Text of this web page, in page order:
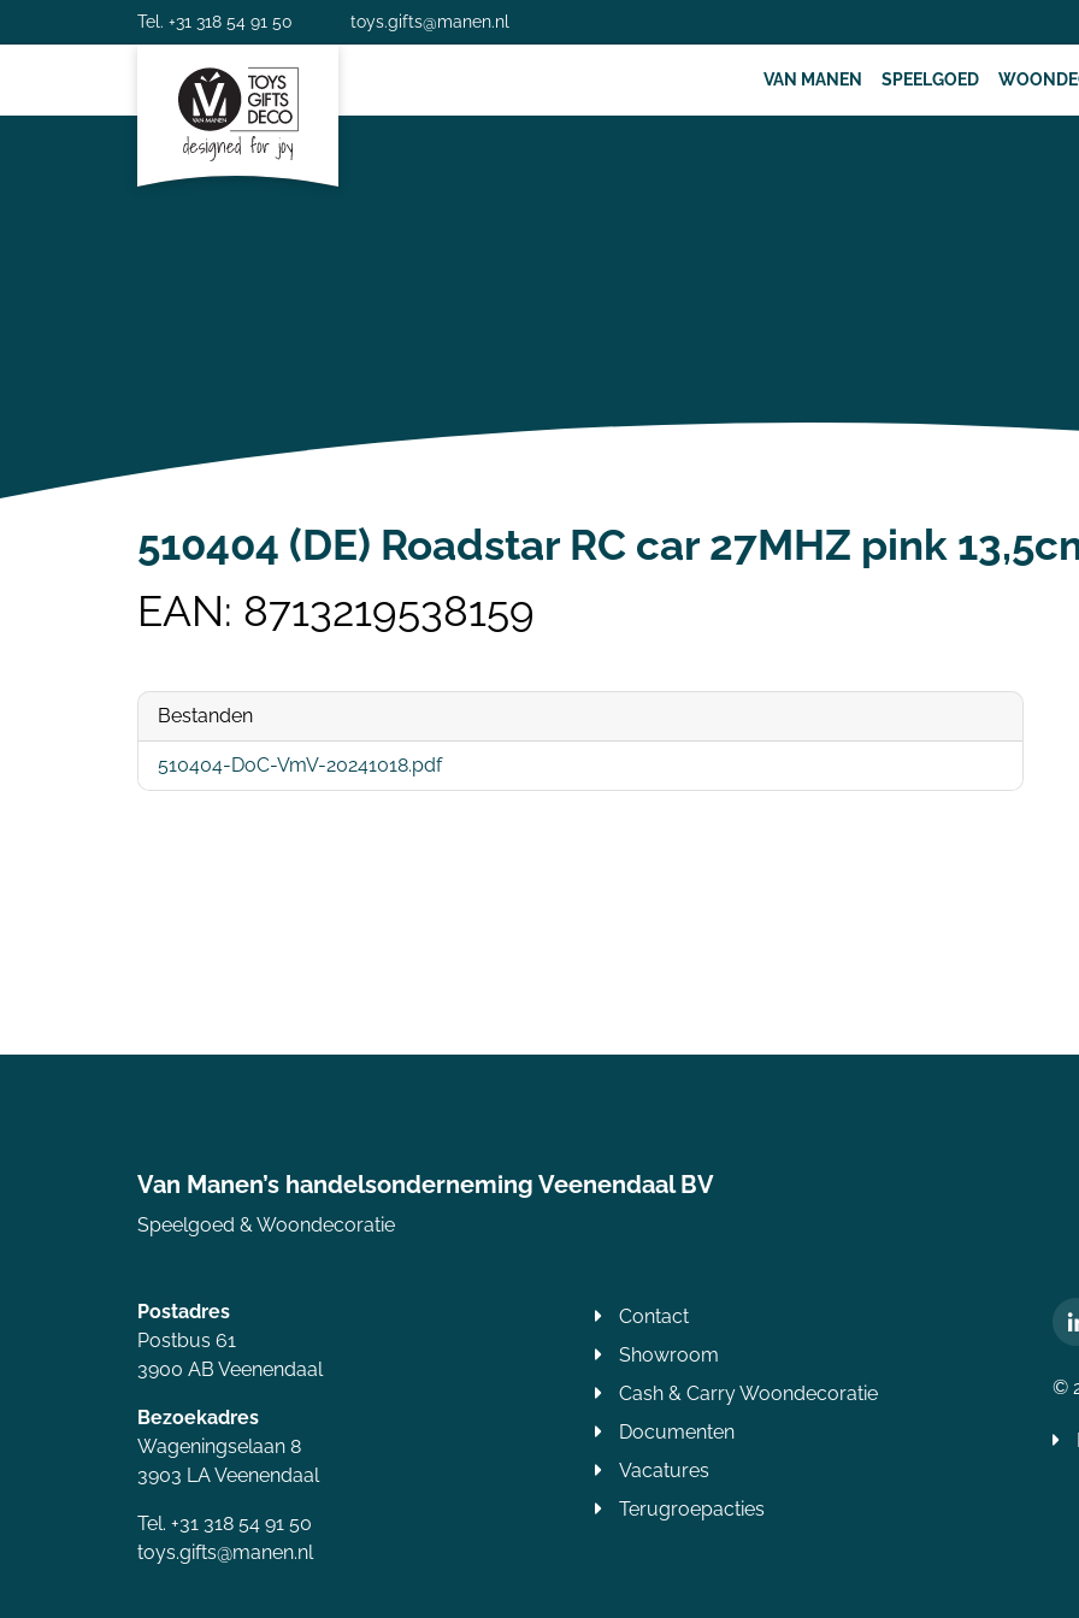
Tel. +31 318 54 91 50 toys.gifts@manen.nl
VAN MANEN SPEELGOED
510404 (DE) Roadstar RC car 27MHZ pink
EAN: 8713219538159
Bestanden
510404-DoC-VmV-20241018.pdf
Van Manen’s handelsonderneming Veenendaal BV
Speelgoed & Woondecoratie
Postadres
Postbus 61
3900 AB Veenendaal
Bezoekadres
Wageningselaan 8
3903 LA Veenendaal
Tel. +31 318 54 91 50
toys.gifts@manen.nl
Contact
Showroom
Cash & Carry Woondecoratie
Documenten
Vacatures
Terugroepacties
©